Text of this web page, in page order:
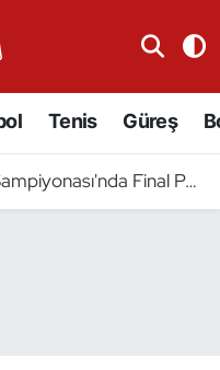
Tenis Güreş
Final Peşinde